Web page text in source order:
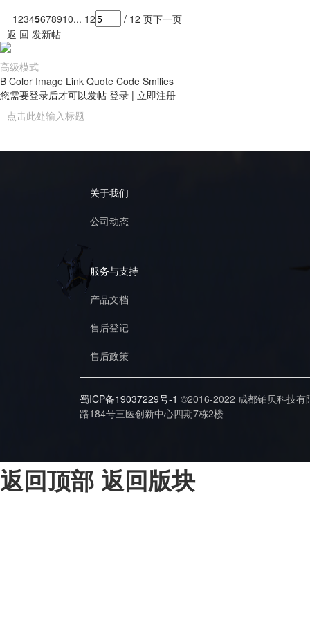
12345678910... 12 / 12 页下一页
返 回 发新帖
高级模式
B Color Image Link Quote Code Smilies
您需要登录后才可以发帖 登录 | 立即注册
关于我们
公司动态
服务与支持
产品文档
售后登记
售后政策
蜀ICP备19037229号-1 ©2016-2022 成都铂贝科技
路184号三医创新中心四期7栋2楼
返回顶部 返回版块